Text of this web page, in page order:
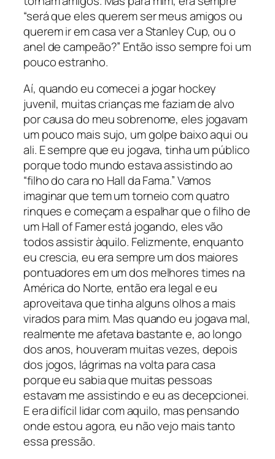
“será que eles querem ser meus amigos ou
querem ir em casa ver a Stanley Cup, ou o
anel de campeão?” Então isso sempre foi um
pouco estranho.
Aí, quando eu comecei a jogar hockey
juvenil, muitas crianças me faziam de alvo
por causa do meu sobrenome, eles jogavam
um pouco mais sujo, um golpe baixo aqui ou
ali. E sempre que eu jogava, tinha um público
porque todo mundo estava assistindo ao
“filho do cara no Hall da Fama.” Vamos
imaginar que tem um torneio com quatro
rinques e começam a espalhar que o filho de
um Hall of Famer está jogando, eles vão
todos assistir àquilo. Felizmente, enquanto
eu crescia, eu era sempre um dos maiores
pontuadores em um dos melhores times na
América do Norte, então era legal e eu
aproveitava que tinha alguns olhos a mais
virados para mim. Mas quando eu jogava mal,
realmente me afetava bastante e, ao longo
dos anos, houveram muitas vezes, depois
dos jogos, lágrimas na volta para casa
porque eu sabia que muitas pessoas
estavam me assistindo e eu as decepcionei.
E era difícil lidar com aquilo, mas pensando
onde estou agora, eu não vejo mais tanto
essa pressão.